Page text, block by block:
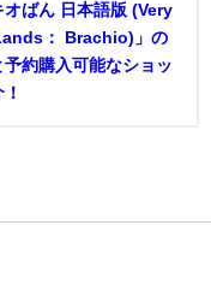
オばん 日本語版 (Very
： Brachio)」の
予約購入可能なショッ